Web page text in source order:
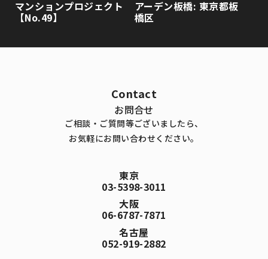
マンションプロジェクト
【No.49】
アーデン板橋: 東京都板
橋区
Contact
お問合せ
ご相談・ご質問等ございましたら、
お気軽にお問い合わせください。
東京
03-5398-3011
大阪
06-6787-7871
名古屋
052-919-2882